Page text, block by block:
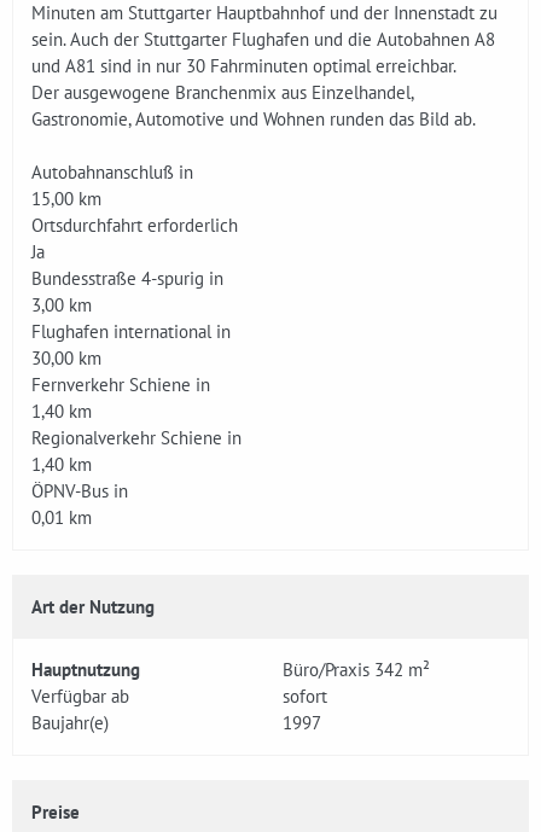
Minuten am Stuttgarter Hauptbahnhof und der Innenstadt zu
sein. Auch der Stuttgarter Flughafen und die Autobahnen A8
und A81 sind in nur 30 Fahrminuten optimal erreichbar.
Der ausgewogene Branchenmix aus Einzelhandel,
Gastronomie, Automotive und Wohnen runden das Bild ab.
Autobahnanschluß in
15,00 km
Ortsdurchfahrt erforderlich
Ja
Bundesstraße 4-spurig in
3,00 km
Flughafen international in
30,00 km
Fernverkehr Schiene in
1,40 km
Regionalverkehr Schiene in
1,40 km
ÖPNV-Bus in
0,01 km
Art der Nutzung
Hauptnutzung
Büro/Praxis 342 m²
Verfügbar ab
sofort
Baujahr(e)
1997
Preise